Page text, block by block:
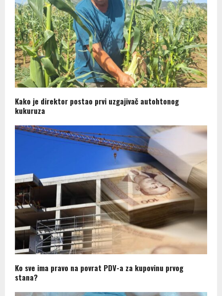
Kako je direktor postao prvi uzgajivač autohtonog
kukuruza
Ko sve ima pravo na povrat PDV-a za kupovinu prvog
stana?